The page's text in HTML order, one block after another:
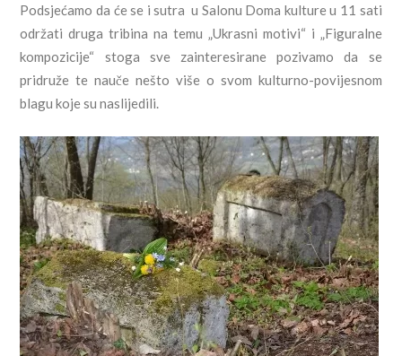
Podsjećamo da će se i sutra u Salonu Doma kulture u 11 sati
održati druga tribina na temu „Ukrasni motivi“ i „Figuralne
kompozicije“ stoga sve zainteresirane pozivamo da se
pridruže te nauče nešto više o svom kulturno-povijesnom
blagu koje su naslijedili.